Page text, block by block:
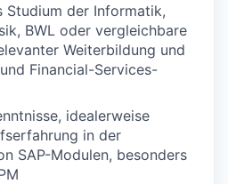
Studium der Informatik,
BWL oder vergleichbare
Weiterbildung und
Financial-Services-
idealerweise
in der
SAP-Modulen, besonders